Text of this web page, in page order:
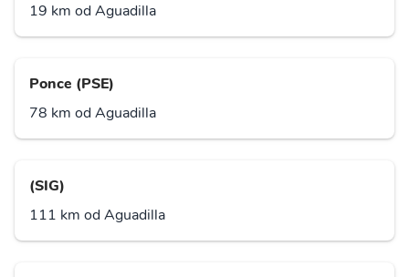
19 km od Aguadilla
Ponce (PSE)
78 km od Aguadilla
(SIG)
111 km od Aguadilla